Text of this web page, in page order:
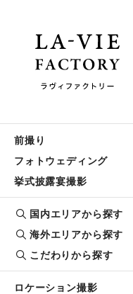
前撮り
フォトウェディング
挙式披露宴撮影
国内エリアから探す
海外エリアから探す
こだわりから探す
ロケーション撮影